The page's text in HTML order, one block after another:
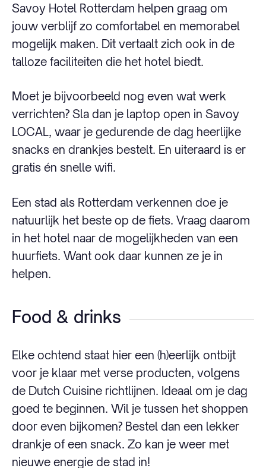
Savoy Hotel Rotterdam helpen graag om
jouw verblijf zo comfortabel en memorabel
mogelijk maken. Dit vertaalt zich ook in de
talloze faciliteiten die het hotel biedt.
Moet je bijvoorbeeld nog even wat werk
verrichten? Sla dan je laptop open in Savoy
LOCAL, waar je gedurende de dag heerlijke
snacks en drankjes bestelt. En uiteraard is er
gratis én snelle wifi.
Een stad als Rotterdam verkennen doe je
natuurlijk het beste op de fiets. Vraag daarom
in het hotel naar de mogelijkheden van een
huurfiets. Want ook daar kunnen ze je in
helpen.
Food & drinks
Elke ochtend staat hier een (h)eerlijk ontbijt
voor je klaar met verse producten, volgens
de Dutch Cuisine richtlijnen. Ideaal om je dag
goed te beginnen. Wil je tussen het shoppen
door even bijkomen? Bestel dan een lekker
drankje of een snack. Zo kan je weer met
nieuwe energie de stad in!